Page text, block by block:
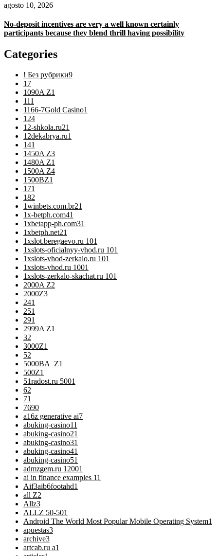
agosto 10, 2026
No-deposit incentives are very a well known certainly
participants because they blend thrill having possibility
Categories
! Без рубрики9
1 7
1090A Z1
111
1166-7Gold Casino1
124
12-shkola.ru21
12dekabrya.ru1
141
1450A Z3
1480A Z1
1500A Z4
1500BZ1
171
182
1winbets.com.br21
1x-betph.com41
1xbetapp-ph.com31
1xbetph.net21
1xslot.beregaevo.ru 101
1xslots-oficialnyy-vhod.ru 101
1xslots-vhod-zerkalo.ru 101
1xslots-vhod.ru 1001
1xslots-zerkalo-skachat.ru 101
2000A Z2
2000Z3
241
251
291
2999A Z1
32
3000Z1
52
5000BA_Z1
500Z1
51radost.ru 5001
62
71
7690
a16z generative ai7
abuking-casino11
abuking-casino21
abuking-casino31
abuking-casino41
abuking-casino51
admzgem.ru 12001
ai in finance examples 11
Aif3aib6footahd1
all Z2
Allz3
ALLZ 50-501
Android The World Most Popular Mobile Operating System1
apuestas3
archive3
artcab.ru a1